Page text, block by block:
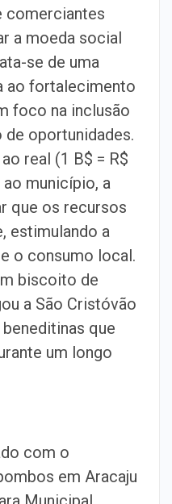
comerciantes
a moeda social
se de uma
ao fortalecimento
foco na inclusão
de oportunidades.
real (1 B$ = R$
município, a
que os recursos
estimulando a
o consumo local.
biscoito de
a São Cristóvão
que
um longo
com o
em Aracaju